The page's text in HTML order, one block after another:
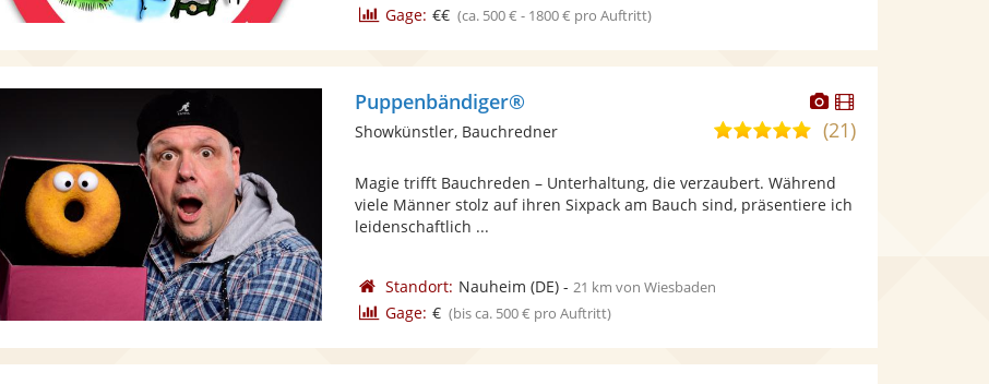
Gage: €€ (ca. 500 € - 1800 € pro Auftritt)
Dieser
Künstler
stellt
Fotos
bereit.
Dieser
Künstler
Puppenbändiger®
4,9
5
Sternen
(21)
Showkünstler, Bauchredner
Magie trifft Bauchreden – Unterhaltung, die verzaubert. Während
viele Männer stolz auf ihren Sixpack am Bauch sind, präsentiere ich
leidenschaftlich ...
Standort: Nauheim (DE)- 21 km von Wiesbaden
Gage: € (bis ca. 500 € pro Auftritt)